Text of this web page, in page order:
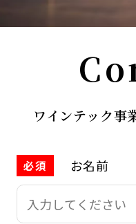
ワインテック事
必須 お名前